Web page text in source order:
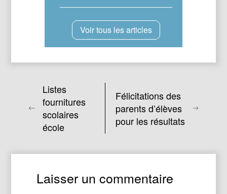
Voir tous les articles
Listes
fournitures
scolaires
école
Félicitations des
parents d’élèves
pour les résultats
Laisser un commentaire